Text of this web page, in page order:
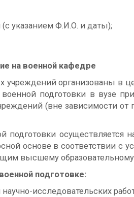
указанием Ф.И.О. и даты);
на военной кафедре
организованы в
подготовки в вузе
(вне зависимости
осуществляется
основе в соответствии
высшему
подготовке:
исследовательских